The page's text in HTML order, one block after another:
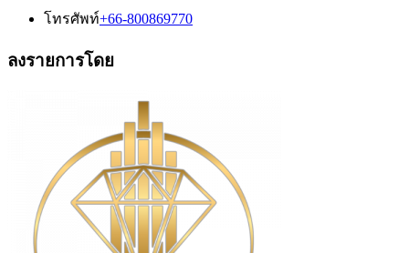
โทรศัพท์+66-800869770
ลงรายการโดย